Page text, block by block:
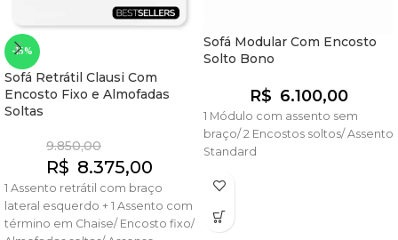
-15%
Sofá Retrátil Clausi Com
Encosto Fixo e Almofadas
Soltas
9.850,00
R$ 8.375,00
1 Assento retrátil com braço
lateral esquerdo + 1 Assento com
término em Chaise/ Encosto fixo/
Sofá Modular Com Encosto
Solto Bono
R$ 6.100,00
1 Módulo com assento sem
braço/ 2 Encostos soltos/ Assento
Standard